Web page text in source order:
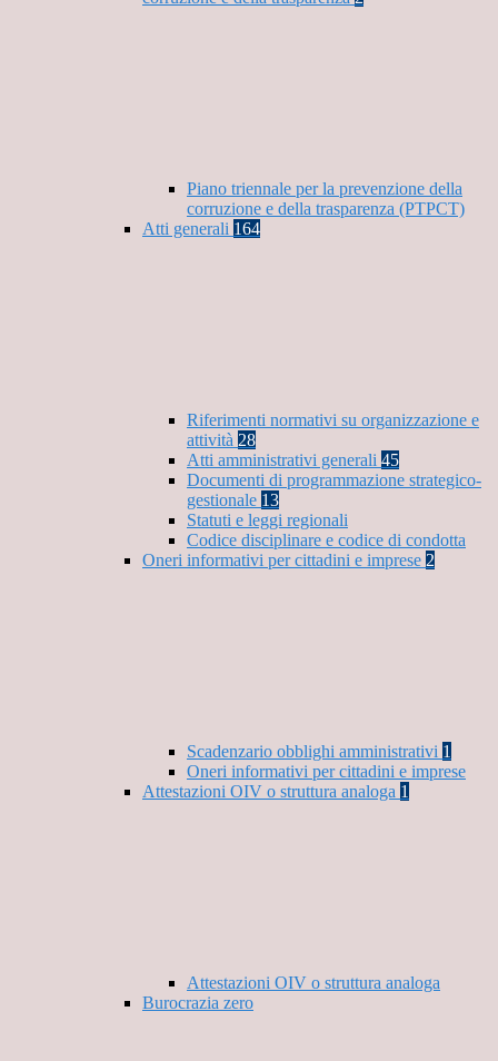
Piano triennale per la prevenzione della
corruzione e della trasparenza (PTPCT)
Atti generali 164
Riferimenti normativi su organizzazione e
attività 28
Atti amministrativi generali 45
Documenti di programmazione strategico-
gestionale 13
Statuti e leggi regionali
Codice disciplinare e codice di condotta
Oneri informativi per cittadini e imprese 2
Scadenzario obblighi amministrativi 1
Oneri informativi per cittadini e imprese
Attestazioni OIV o struttura analoga 1
Attestazioni OIV o struttura analoga
Burocrazia zero